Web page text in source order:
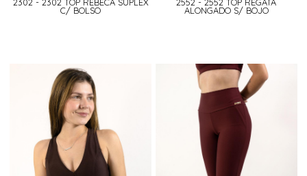
2302 - 2302 TOP REBECA SUPLEX
C/ BOLSO
2552 - 2552 TOP REGATA
ALONGADO S/ BOJO